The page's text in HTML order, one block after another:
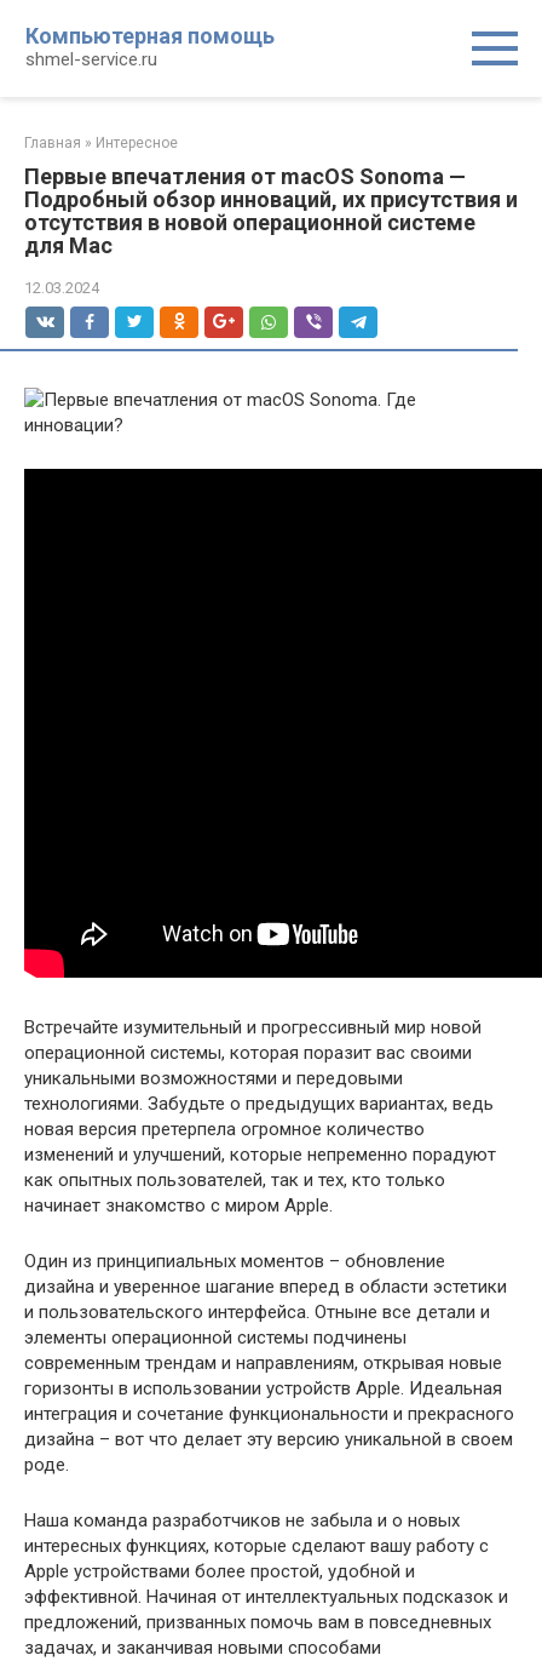
контенту
Компьютерная помощь
shmel-service.ru
Главная » Интересное
Первые впечатления от macOS Sonoma —
Подробный обзор инноваций, их присутствия и
отсутствия в новой операционной системе
для Mac
12.03.2024
Встречайте изумительный и прогрессивный мир новой
операционной системы, которая поразит вас своими
уникальными возможностями и передовыми
технологиями. Забудьте о предыдущих вариантах, ведь
новая версия претерпела огромное количество
изменений и улучшений, которые непременно порадуют
как опытных пользователей, так и тех, кто только
начинает знакомство с миром Apple.
Один из принципиальных моментов – обновление
дизайна и уверенное шагание вперед в области эстетики
и пользовательского интерфейса. Отныне все детали и
элементы операционной системы подчинены
современным трендам и направлениям, открывая новые
горизонты в использовании устройств Apple. Идеальная
интеграция и сочетание функциональности и прекрасного
дизайна – вот что делает эту версию уникальной в своем
роде.
Наша команда разработчиков не забыла и о новых
интересных функциях, которые сделают вашу работу с
Apple устройствами более простой, удобной и
эффективной. Начиная от интеллектуальных подсказок и
предложений, призванных помочь вам в повседневных
задачах, и заканчивая новыми способами